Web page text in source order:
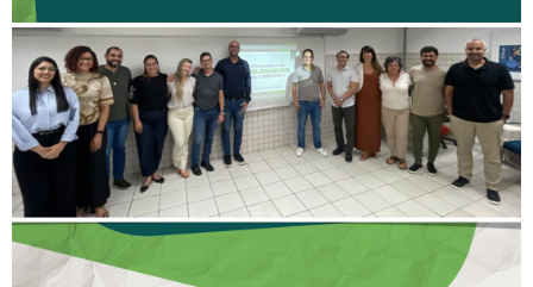
DELEGADOS REFORÇA
AÇÕES PARA TODO O
ESTADO